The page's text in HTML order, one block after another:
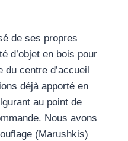
de ses propres
d’objet en bois pour
centre d’accueil
déjà apporté en
au point de
Nous avons
(Marushkis)